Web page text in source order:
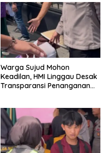
Warga Sujud Mohon
Keadilan, HMI Linggau Desak
Transparansi Penanganan